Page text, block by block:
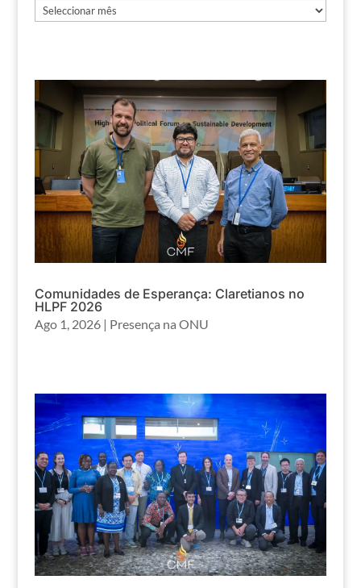
Arquivos
Comunidades de Esperança: Claretianos no
HLPF 2026
Ago 1, 2026| Presença na ONU